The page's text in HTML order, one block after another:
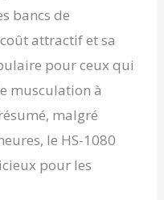
bancs de
attractif et sa
pour ceux qui
musculation à
malgré
le HS-1080
pour les